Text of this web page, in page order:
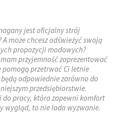
jest oficjalny strój
A może chcesz odświeżyć swoją
propozycji modowych?
przyjemność zaprezentować
pomogą przetrwać Ci letnie
odpowiednie zarówno do
przedsiębiorstwie.
pracy, która zapewni komfort
wygląd, to nie lada wyzwanie.